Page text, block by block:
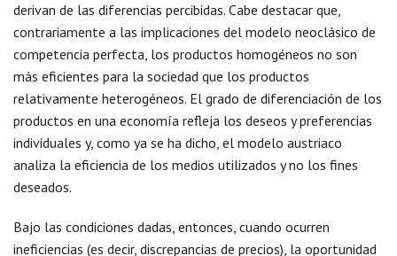
derivan de las diferencias percibidas. Cabe destacar que,
contrariamente a las implicaciones del modelo neoclásico de
competencia perfecta, los productos homogéneos no son
más eficientes para la sociedad que los productos
relativamente heterogéneos. El grado de diferenciación de los
productos en una economía refleja los deseos y preferencias
individuales y, como ya se ha dicho, el modelo austriaco
analiza la eficiencia de los medios utilizados y no los fines
deseados.
Bajo las condiciones dadas, entonces, cuando ocurren
ineficiencias (es decir, discrepancias de precios), la oportunidad